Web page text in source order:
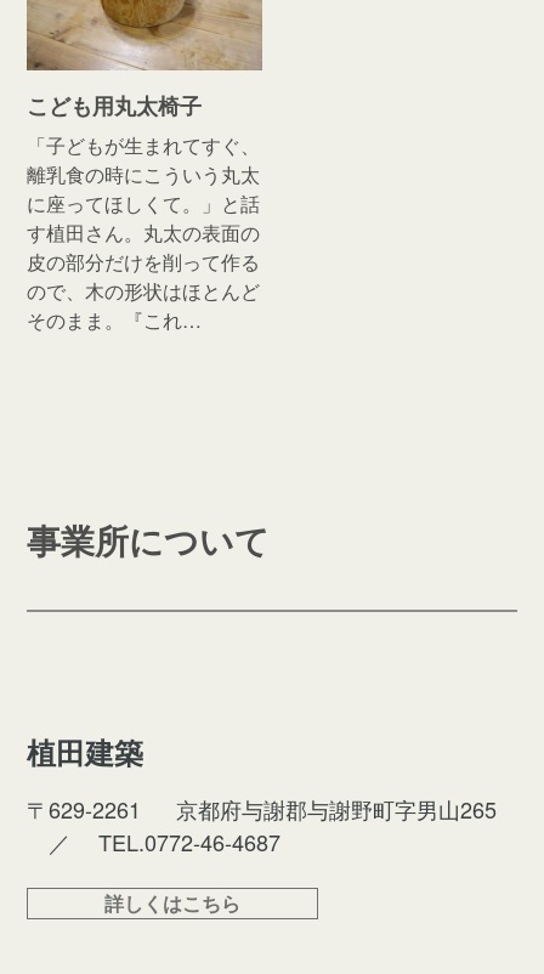
こども用丸太椅子
「子どもが生まれてすぐ、
離乳食の時にこういう丸太
に座ってほしくて。」と話
す植田さん。丸太の表面の
皮の部分だけを削って作る
ので、木の形状はほとんど
そのまま。『これ…
事業所について
植田建築
〒629-2261
京都府与謝郡与謝野町字男山265
／
TEL.0772-46-4687
詳しくはこちら